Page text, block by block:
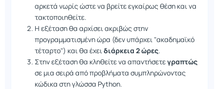
αρκετά νωρίς ώστε να βρείτε εγκαίρως θέση και να
τακτοποιηθείτε.
Η εξέταση θα αρχίσει ακριβώς στην
προγραμματισμένη ώρα (δεν υπάρχει "ακαδημαϊκό
τέταρτο") και θα έχειδιάρκεια 2 ώρες.
Στην εξέταση θα κληθείτε να απαντήσετεγραπτώς
σε μια σειρά από προβλήματα συμπληρώνοντας
κώδικα στη γλώσσα Python.